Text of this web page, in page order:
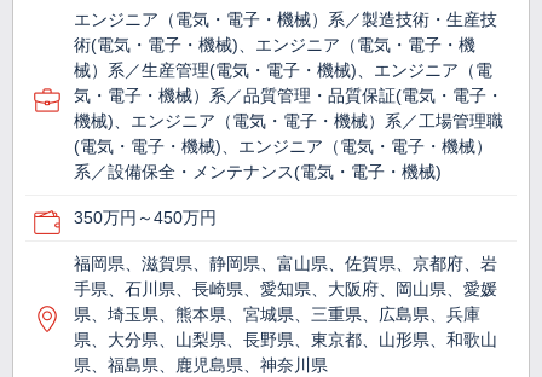
エンジニア（電気・電子・機械）系／製造技術・生産技
術(電気・電子・機械)、エンジニア（電気・電子・機
械）系／生産管理(電気・電子・機械)、エンジニア（電
気・電子・機械）系／品質管理・品質保証(電気・電子・
機械)、エンジニア（電気・電子・機械）系／工場管理職
(電気・電子・機械)、エンジニア（電気・電子・機械）
系／設備保全・メンテナンス(電気・電子・機械)
350万円～450万円
福岡県、滋賀県、静岡県、富山県、佐賀県、京都府、岩
手県、石川県、長崎県、愛知県、大阪府、岡山県、愛媛
県、埼玉県、熊本県、宮城県、三重県、広島県、兵庫
県、大分県、山梨県、長野県、東京都、山形県、和歌山
県、福島県、鹿児島県、神奈川県